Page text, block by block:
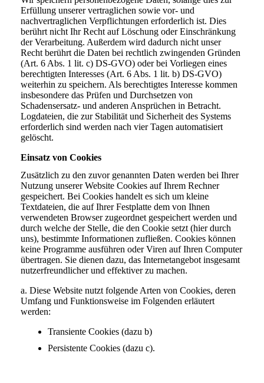
Erfüllung unserer vertraglichen sowie vor- und
nachvertraglichen Verpflichtungen erforderlich ist. Dies
berührt nicht Ihr Recht auf Löschung oder Einschränkung
der Verarbeitung. Außerdem wird dadurch nicht unser
Recht berührt die Daten bei rechtlich zwingenden Gründen
(Art. 6 Abs. 1 lit. c) DS-GVO) oder bei Vorliegen eines
berechtigten Interesses (Art. 6 Abs. 1 lit. b) DS-GVO)
weiterhin zu speichern. Als berechtigtes Interesse kommen
insbesondere das Prüfen und Durchsetzen von
Schadensersatz- und anderen Ansprüchen in Betracht.
Logdateien, die zur Stabilität und Sicherheit des Systems
erforderlich sind werden nach vier Tagen automatisiert
gelöscht.
Einsatz von Cookies
Zusätzlich zu den zuvor genannten Daten werden bei Ihrer
Nutzung unserer Website Cookies auf Ihrem Rechner
gespeichert. Bei Cookies handelt es sich um kleine
Textdateien, die auf Ihrer Festplatte dem von Ihnen
verwendeten Browser zugeordnet gespeichert werden und
durch welche der Stelle, die den Cookie setzt (hier durch
uns), bestimmte Informationen zufließen. Cookies können
keine Programme ausführen oder Viren auf Ihren Computer
übertragen. Sie dienen dazu, das Internetangebot insgesamt
nutzerfreundlicher und effektiver zu machen.
a. Diese Website nutzt folgende Arten von Cookies, deren
Umfang und Funktionsweise im Folgenden erläutert
werden:
Transiente Cookies (dazu b)
Persistente Cookies (dazu c).